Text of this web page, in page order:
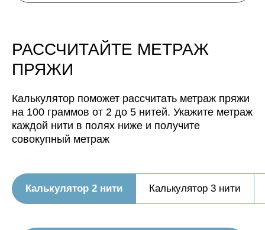
РАССЧИТАЙТЕ МЕТРАЖ
ПРЯЖИ
Калькулятор поможет рассчитать метраж пряжи
на 100 граммов от 2 до 5 нитей. Укажите метраж
каждой нити в полях ниже и получите
совокупный метраж
Калькулятор 2 нити Калькулятор 3 нити